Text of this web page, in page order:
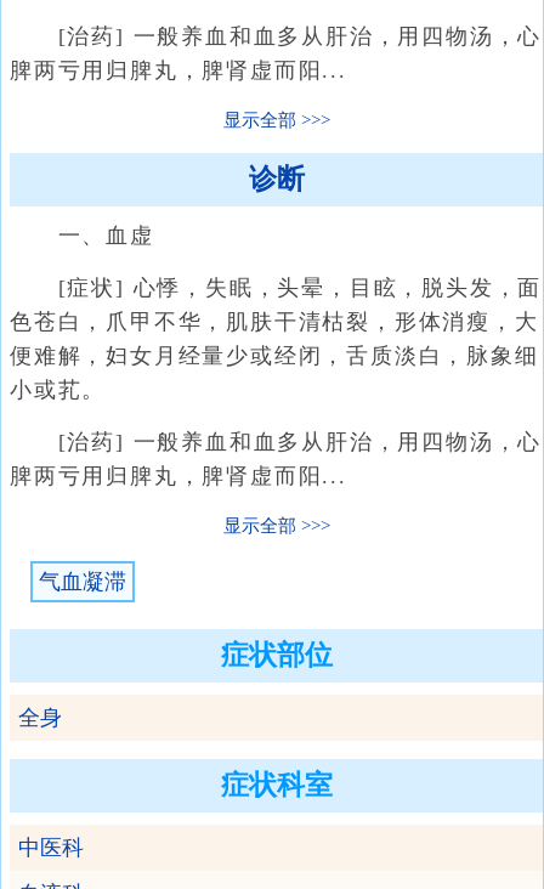
[治药] 一般养血和血多从肝治，用四物汤，心
脾两亏用归脾丸，脾肾虚而阳...
显示全部
诊断
一、血虚
[症状] 心悸，失眠，头晕，目眩，脱头发，面
色苍白，爪甲不华，肌肤干清枯裂，形体消瘦，大
便难解，妇女月经量少或经闭，舌质淡白，脉象细
小或芤。
[治药] 一般养血和血多从肝治，用四物汤，心
脾两亏用归脾丸，脾肾虚而阳...
显示全部
气血凝滞
症状部位
全身
症状科室
中医科